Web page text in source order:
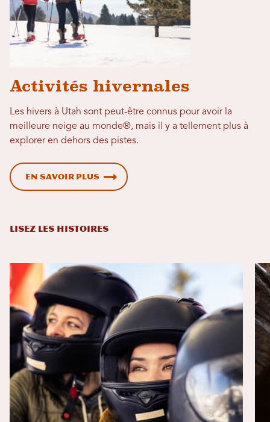
Activités hivernales
Les hivers à Utah sont peut-être connus pour avoir la
meilleure neige au monde®, mais il y a tellement plus à
explorer en dehors des pistes.
En savoir plus
LISEZ LES HISTOIRES